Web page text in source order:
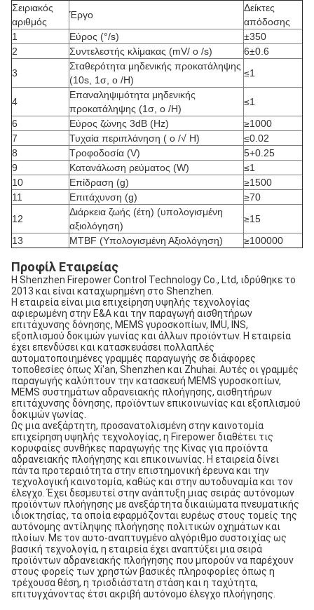
Σειριακός
αριθμός
Έργο
Δείκτες
απόδοσης
1
Εύρος (°/s)
±350
2
Συντελεστής κλίμακας (mV/ o /s)
6±0.6
3
Σταθερότητα μηδενικής προκατάληψης
(10s, 1σ, o /H)
≤1
4
Επαναληψιμότητα μηδενικής
προκατάληψης (1σ, o /H)
≤1
6
Εύρος ζώνης 3dB (Hz)
≥1000
7
Τυχαία περιπλάνηση ( o /√ H)
≤0.02
8
Τροφοδοσία (V)
5+0.25
9
Κατανάλωση ρεύματος (W)
≤1
10
Επίδραση (g)
≥1500
11
Επιτάχυνση (g)
≥70
12
Διάρκεια ζωής (έτη) (υπολογισμένη
αξιολόγηση)
≥15
13
MTBF (Υπολογισμένη Αξιολόγηση) ≥100000
Προφίλ Εταιρείας
Η Shenzhen Firepower Control Technology Co., Ltd, ιδρύθηκε το
2013 και είναι καταχωρημένη στο Shenzhen.
Η εταιρεία είναι μια επιχείρηση υψηλής τεχνολογίας
αφιερωμένη στην Ε&Α και την παραγωγή αισθητήρων
επιτάχυνσης δόνησης, MEMS γυροσκοπίων, IMU, INS,
εξοπλισμού δοκιμών γωνίας και άλλων προϊόντων. Η εταιρεία
έχει επενδύσει και κατασκευάσει πολλαπλές
αυτοματοποιημένες γραμμές παραγωγής σε διάφορες
τοποθεσίες όπως Xi'an, Shenzhen και Zhuhai. Αυτές οι γραμμές
παραγωγής καλύπτουν την κατασκευή MEMS γυροσκοπίων,
MEMS συστημάτων αδρανειακής πλοήγησης, αισθητήρων
επιτάχυνσης δόνησης, προϊόντων επικοινωνίας και εξοπλισμού
δοκιμών γωνίας.
Ως μια ανεξάρτητη, προσανατολισμένη στην καινοτομία
επιχείρηση υψηλής τεχνολογίας, η Firepower διαθέτει τις
κορυφαίες συνθήκες παραγωγής της Κίνας για προϊόντα
αδρανειακής πλοήγησης και επικοινωνίας. Η εταιρεία δίνει
πάντα προτεραιότητα στην επιστημονική έρευνα και την
τεχνολογική καινοτομία, καθώς και στην αυτοδυναμία και τον
έλεγχο. Έχει δεσμευτεί στην ανάπτυξη μιας σειράς αυτόνομων
προϊόντων πλοήγησης με ανεξάρτητα δικαιώματα πνευματικής
ιδιοκτησίας, τα οποία εφαρμόζονται ευρέως στους τομείς της
αυτόνομης αντίληψης πλοήγησης πολιτικών οχημάτων και
πλοίων. Με τον αυτο-αναπτυγμένο αλγόριθμο συστοιχίας ως
βασική τεχνολογία, η εταιρεία έχει αναπτύξει μια σειρά
προϊόντων αδρανειακής πλοήγησης που μπορούν να παρέχουν
στους φορείς των χρηστών βασικές πληροφορίες όπως η
τρέχουσα θέση, η τρισδιάστατη στάση και η ταχύτητα,
επιτυγχάνοντας έτσι ακριβή αυτόνομο έλεγχο πλοήγησης.